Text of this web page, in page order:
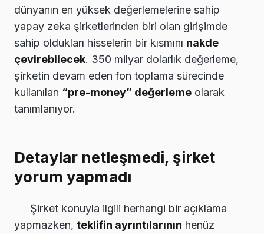
dünyanın en yüksek değerlemelerine sahip
yapay zeka şirketlerinden biri olan girişimde
sahip oldukları hisselerin bir kısmını nakde
çevirebilecek. 350 milyar dolarlık değerleme,
şirketin devam eden fon toplama sürecinde
kullanılan “pre-money” değerleme olarak
tanımlanıyor.
Detaylar netleşmedi, şirket
yorum yapmadı
Şirket konuyla ilgili herhangi bir açıklama
yapmazken, teklifin ayrıntılarının henüz